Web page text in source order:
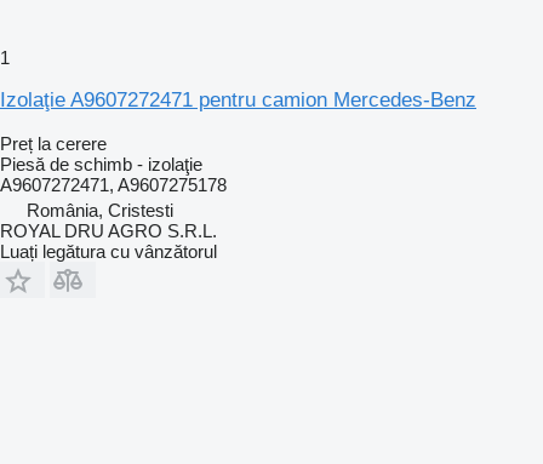
1
Izolaţie A9607272471 pentru camion Mercedes-Benz
Preț la cerere
Piesă de schimb - izolaţie
A9607272471, A9607275178
România, Cristesti
ROYAL DRU AGRO S.R.L.
Luați legătura cu vânzătorul